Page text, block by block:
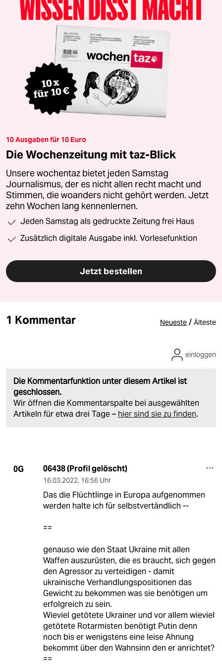
10 Ausgaben für 10 Euro
Die Wochenzeitung mit taz-Blick
Unsere wochentaz bietet jeden Samstag
Journalismus, der es nicht allen recht macht und
Stimmen, die woanders nicht gehört werden. Jetzt
zehn Wochen lang kennenlernen.
Jeden Samstag als gedruckte Zeitung frei Haus
Zusätzlich digitale Ausgabe inkl. Vorlesefunktion
Jetzt bestellen
1 Kommentar Neueste / Älteste
Die Kommentarfunktion unter diesem Artikel ist
geschlossen.
Wir öffnen die Kommentarspalte bei ausgewählten
Artikeln für etwa drei Tage – hier sind sie zu finden.
einloggen
0G 06438 (Profil gelöscht)
16.03.2022, 16:56 Uhr
Das die Flüchtlinge in Europa aufgenommen
werden halte ich für selbstvertändlich --
==
genauso wie den Staat Ukraine mit allen
Waffen auszurüsten, die es braucht, sich gegen
den Agressor zu verteidigen - damit
ukrainische Verhandlungspositionen das
Gewicht zu bekommen was sie benötigen um
erfolgreich zu sein.
Wieviel getötete Ukrainer und vor allem wieviel
getötete Rotarmisten benötigt Putin denn
noch bis er wenigstens eine leise Ahnung
bekommt über den Wahnsinn den er anrichtet?
==